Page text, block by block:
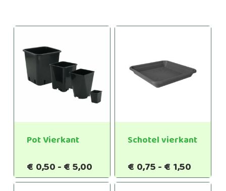
Pot Vierkant
€ 0,50-€5,00Prijsklasse:
€0,50
Schotel vierkant
€ 0,75-€ 1,50
€0,75